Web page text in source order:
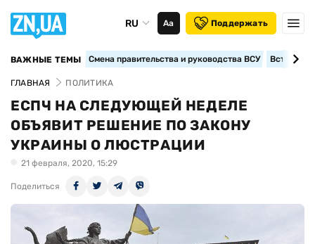
RU Аа Поддержать
ВАЖНЫЕ ТЕМЫ Смена правительства и руководства ВСУ
ГЛАВНАЯ ПОЛИТИКА
ЕСПЧ НА СЛЕДУЮЩЕЙ НЕДЕЛЕ
ОБЪЯВИТ РЕШЕНИЕ ПО ЗАКОНУ
УКРАИНЫ О ЛЮСТРАЦИИ
21 февраля, 2020, 15:29
Поделиться